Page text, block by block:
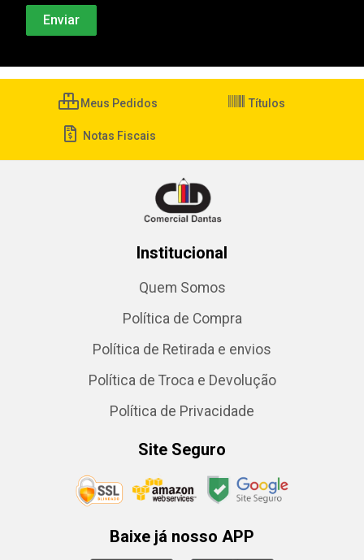
Meus Pedidos Títulos
Notas Fiscais
Institucional
Quem Somos
Política de Compra
Política de Retirada e envios
Política de Troca e Devolução
Política de Privacidade
Site Seguro
Baixe já nosso APP